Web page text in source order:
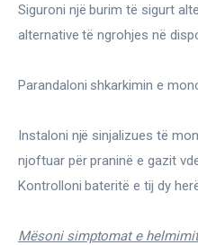
Siguroni një burim të sigurt
alternative të ngrohjes në
Parandaloni shkarkimin e
Instaloni një sinjalizues të
njoftuar për praninë e gazit
Kontrolloni bateritë e tij dy
Mësoni simptomat e